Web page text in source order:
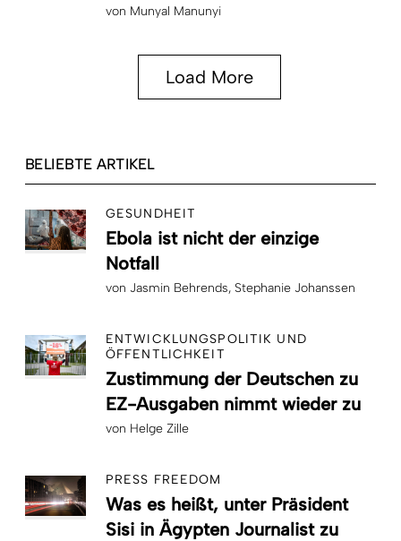
von Munyal Manunyi
Load More
BELIEBTE ARTIKEL
GESUNDHEIT
Ebola ist nicht der einzige
Notfall
von Jasmin Behrends Stephanie Johanssen
ENTWICKLUNGSPOLITIK UND
ÖFFENTLICHKEIT
Zustimmung der Deutschen zu
EZ-Ausgaben nimmt wieder zu
von Helge Zille
PRESS FREEDOM
Was es heißt, unter Präsident
Sisi in Ägypten Journalist zu